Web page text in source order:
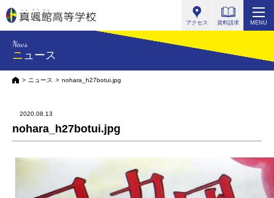
アクセス 資料請求 MENU
News
ニュース
HOMEニュース nohara_h27botui.jpg
2020.08.13
nohara_h27botui.jpg